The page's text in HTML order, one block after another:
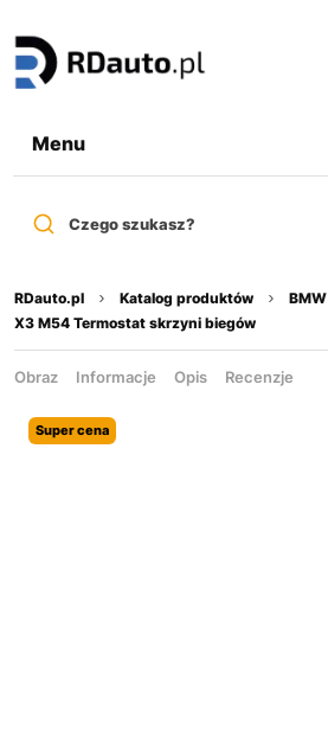
Menu
Czego szukasz?
RDauto.pl Katalog produktów BMW
X3 M54 Termostat skrzyni biegów
Obraz Informacje Opis Recenzje
Super cena